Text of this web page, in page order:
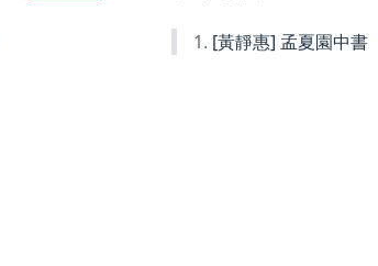
[黃靜惠] 孟夏園中書